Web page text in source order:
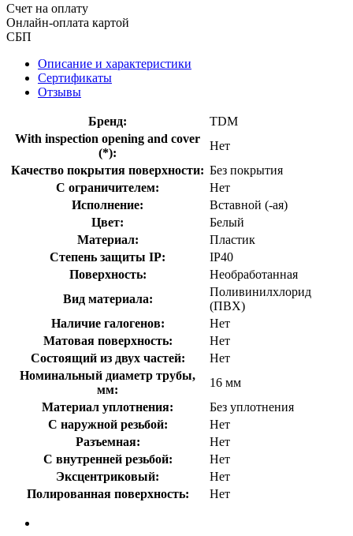
Счет на оплату
Онлайн-оплата картой
СБП
Описание и характеристики
Сертификаты
Отзывы
Бренд:
TDM
With inspection opening and cover
(*):
Нет
Качество покрытия поверхности: Без покрытия
С ограничителем:
Нет
Исполнение:
Вставной (-ая)
Цвет:
Белый
Материал:
Пластик
Степень защиты IP:
IP40
Поверхность:
Необработанная
Вид материала:
Поливинилхлорид
(ПВХ)
Наличие галогенов:
Нет
Матовая поверхность:
Нет
Состоящий из двух частей:
Нет
Номинальный диаметр трубы,
мм:
16 мм
Материал уплотнения:
Без уплотнения
С наружной резьбой:
Нет
Разъемная:
Нет
С внутренней резьбой:
Нет
Эксцентриковый:
Нет
Полированная поверхность:
Нет